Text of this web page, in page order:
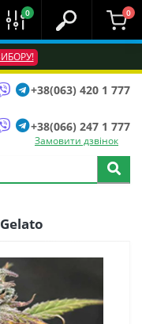
0 0
+38(063) 420 1 777
+38(066) 247 1 777
Замовити дзвінок